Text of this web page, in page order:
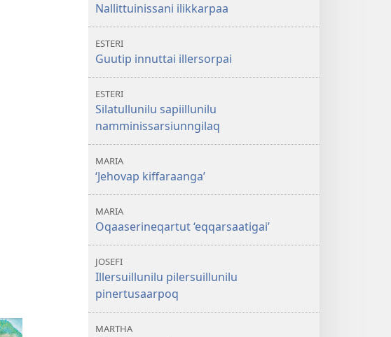
Nallittuinissani ilikkarpaa
ESTERI
Guutip innuttai illersorpai
ESTERI
Silatullunilu sapiillunilu
namminissarsiunngilaq
MARIA
‘Jehovap kiffaraanga’
MARIA
Oqaaserineqartut ‘eqqarsaatigai’
JOSEFI
Illersuillunilu pilersuillunilu
pinertusaarpoq
MARTHA